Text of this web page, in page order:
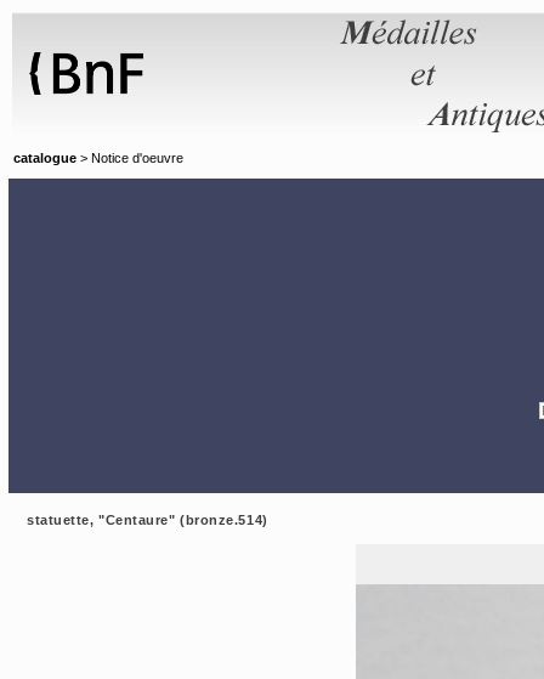
catalogue > Notice d'oeuvre
statuette, "Centaure" (bronze.514)